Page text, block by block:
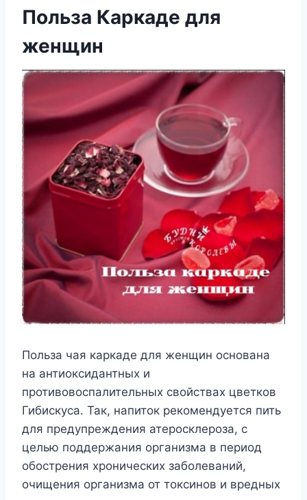
Польза Каркаде для
женщин
Польза чая каркаде для женщин основана
на антиоксидантных и
противовоспалительных свойствах цветков
Гибискуса. Так, напиток рекомендуется пить
для предупреждения атеросклероза, с
целью поддержания организма в период
обострения хронических заболеваний,
очищения организма от токсинов и вредных